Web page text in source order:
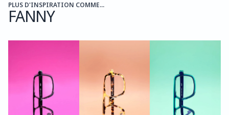
PLUS D'INSPIRATION COMME...
FANNY